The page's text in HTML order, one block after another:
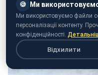
🍪 Ми
Ми використовуємо файли
персоналізації контенту.
конфіденційності.
Відхилити